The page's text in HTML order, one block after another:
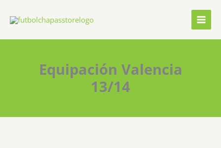
Equipación Valencia
13/14